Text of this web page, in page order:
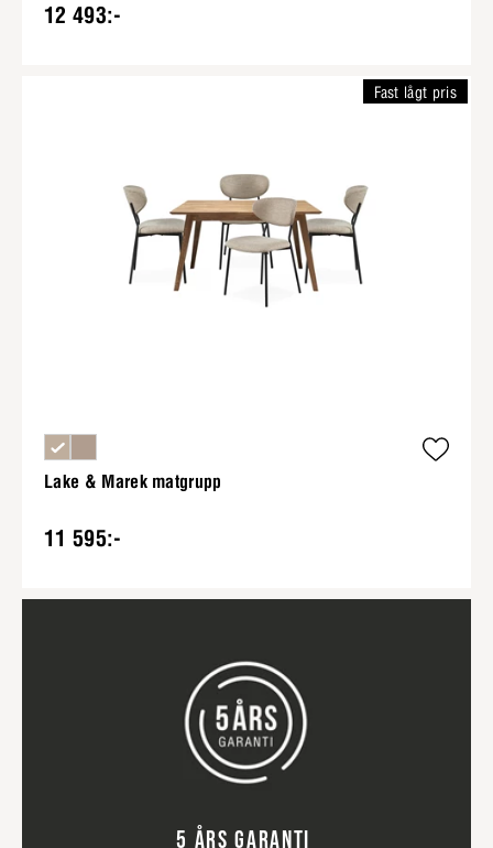
12 493:-
Lake & Marek matgrupp
11 595:-
Fast lågt pris
5 ÅRS GARANTI